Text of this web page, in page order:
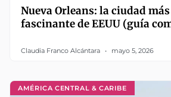
Nueva Orleans: la ciudad
fascinante de EEUU (guía
Claudia Franco Alcántara mayo 5, 2026
AMÉRICA CENTRAL & CARIBE